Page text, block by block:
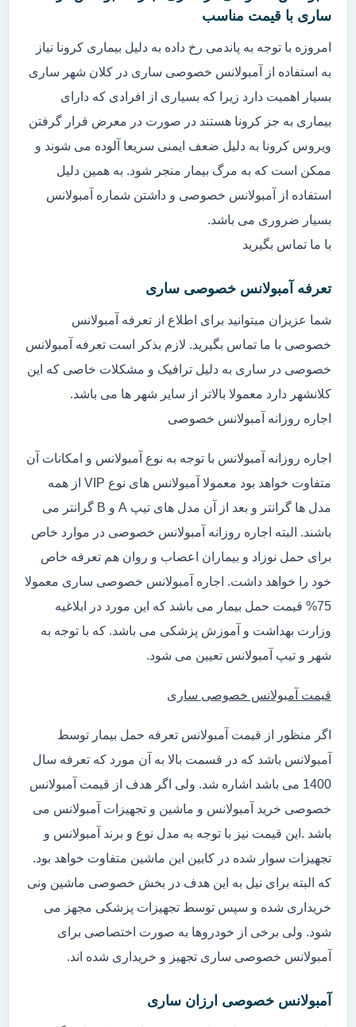
ساری با قیمت مناسب
امروزه با توجه به پاندمی رخ داده به دلیل بیماری کرونا نیاز
به استفاده از آمبولانس خصوصی ساری در کلان شهر ساری
بسیار اهمیت دارد زیرا که بسیاری از افرادی که دارای
بیماری به جز کرونا هستند در صورت در معرض قرار گرفتن
ویروس کرونا به دلیل ضعف ایمنی سریعا آلوده می شوند و
ممکن است که به مرگ بیمار منجر شود. به همین دلیل
استفاده از آمبولانس خصوصی و داشتن شماره آمبولانس
بسیار ضروری می باشد.
با ما تماس بگیرید
تعرفه آمبولانس خصوصی ساری
شما عزیزان میتوانید برای اطلاع از تعرفه آمبولانس
خصوصی با ما تماس بگیرید. لازم بذکر است تعرفه آمبولانس
خصوصی در ساری به دلیل ترافیک و مشکلات خاصی که این
کلانشهر دارد معمولا بالاتر از سایر شهر ها می باشد.
اجاره روزانه آمبولانس خصوصی
اجاره روزانه آمبولانس با توجه به نوع آمبولانس و امکانات آن
متفاوت خواهد بود معمولا آمبولانس های نوع VIP از همه
مدل ها گرانتر و بعد از آن مدل های تیپ A و B گرانتر می
باشند. البته اجاره روزانه آمبولانس خصوصی در موارد خاص
برای حمل نوزاد و بیماران اعصاب و روان هم تعرفه خاص
خود را خواهد داشت. اجاره آمبولانس خصوصی ساری معمولا
75% قیمت حمل بیمار می باشد که این مورد در ابلاغیه
وزارت بهداشت و آموزش پزشکی می باشد. که با توجه به
شهر و تیپ آمبولانس تعیین می شود.
قیمت آمبولانس خصوصی ساری
اگر منظور از قیمت آمبولانس تعرفه حمل بیمار توسط
آمبولانس باشد که در قسمت بالا به آن مورد که تعرفه سال
1400 می باشد اشاره شد. ولی اگر هدف از قیمت آمبولانس
خصوصی خرید آمبولانس و ماشین و تجهیزات آمبولانس می
باشد .این قیمت نیز با توجه به مدل نوع و برند آمبولانس و
تجهیزات سوار شده در کابین این ماشین متفاوت خواهد بود.
که البته برای نیل به این هدف در بخش خصوصی ماشین ونی
خریداری شده و سپس توسط تجهیزات پزشکی مجهز می
شود. ولی برخی از خودروها به صورت اختصاصی برای
آمبولانس خصوصی ساری تجهیز و خریداری شده اند.
آمبولانس خصوصی ارزان ساری